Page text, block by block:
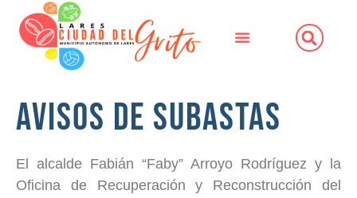
Avisos de Subastas
El alcalde Fabián “Faby” Arroyo Rodríguez y la
Oficina de Recuperación y Reconstrucción del